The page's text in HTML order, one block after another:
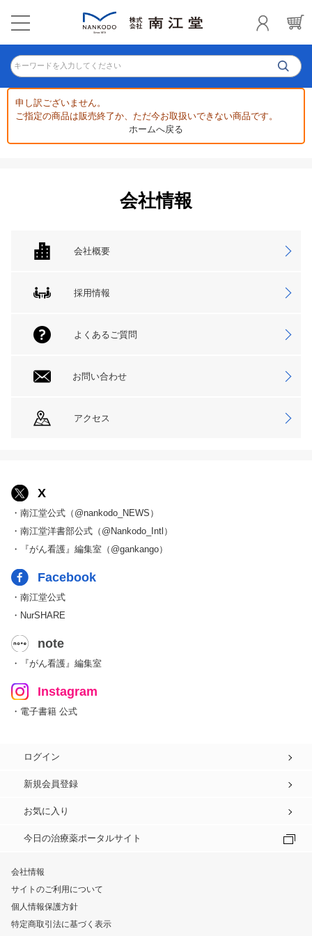
キーワードを入力してください
申し訳ございません。
ご指定の商品は販売終了か、ただ今お取扱いできない商品です。
ホームへ戻る
会社情報
会社概要
採用情報
よくあるご質問
お問い合わせ
アクセス
X
・南江堂公式（@nankodo_NEWS）
・南江堂洋書部公式（@Nankodo_Intl）
・『がん看護』編集室（@gankango）
Facebook
・南江堂公式
・NurSHARE
note
・『がん看護』編集室
Instagram
・電子書籍 公式
ログイン
新規会員登録
お気に入り
今日の治療薬ポータルサイト
会社情報
サイトのご利用について
個人情報保護方針
特定商取引法に基づく表示